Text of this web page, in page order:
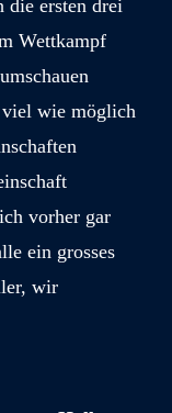
die ersten drei
Wettkampf
viel wie möglich
vorher gar
ein grosses
wir